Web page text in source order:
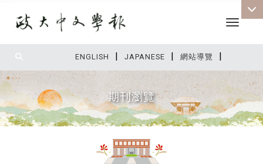
ENGLISH | JAPANESE | 網站導覽 |
Toggle
期刊瀏覽